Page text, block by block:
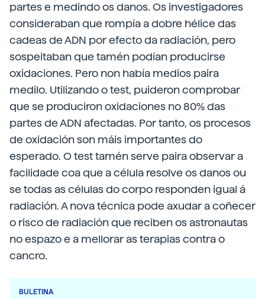
partes e medindo os danos. Os investigadores
consideraban que rompía a dobre hélice das
cadeas de ADN por efecto da radiación, pero
sospeitaban que tamén podían producirse
oxidaciones. Pero non había medios paira
medilo. Utilizando o test, puideron comprobar
que se produciron oxidaciones no 80% das
partes de ADN afectadas. Por tanto, os procesos
de oxidación son máis importantes do
esperado. O test tamén serve paira observar a
facilidade coa que a célula resolve os danos ou
se todas as células do corpo responden igual á
radiación. A nova técnica pode axudar a coñecer
o risco de radiación que reciben os astronautas
no espazo e a mellorar as terapias contra o
cancro.
BULETINA